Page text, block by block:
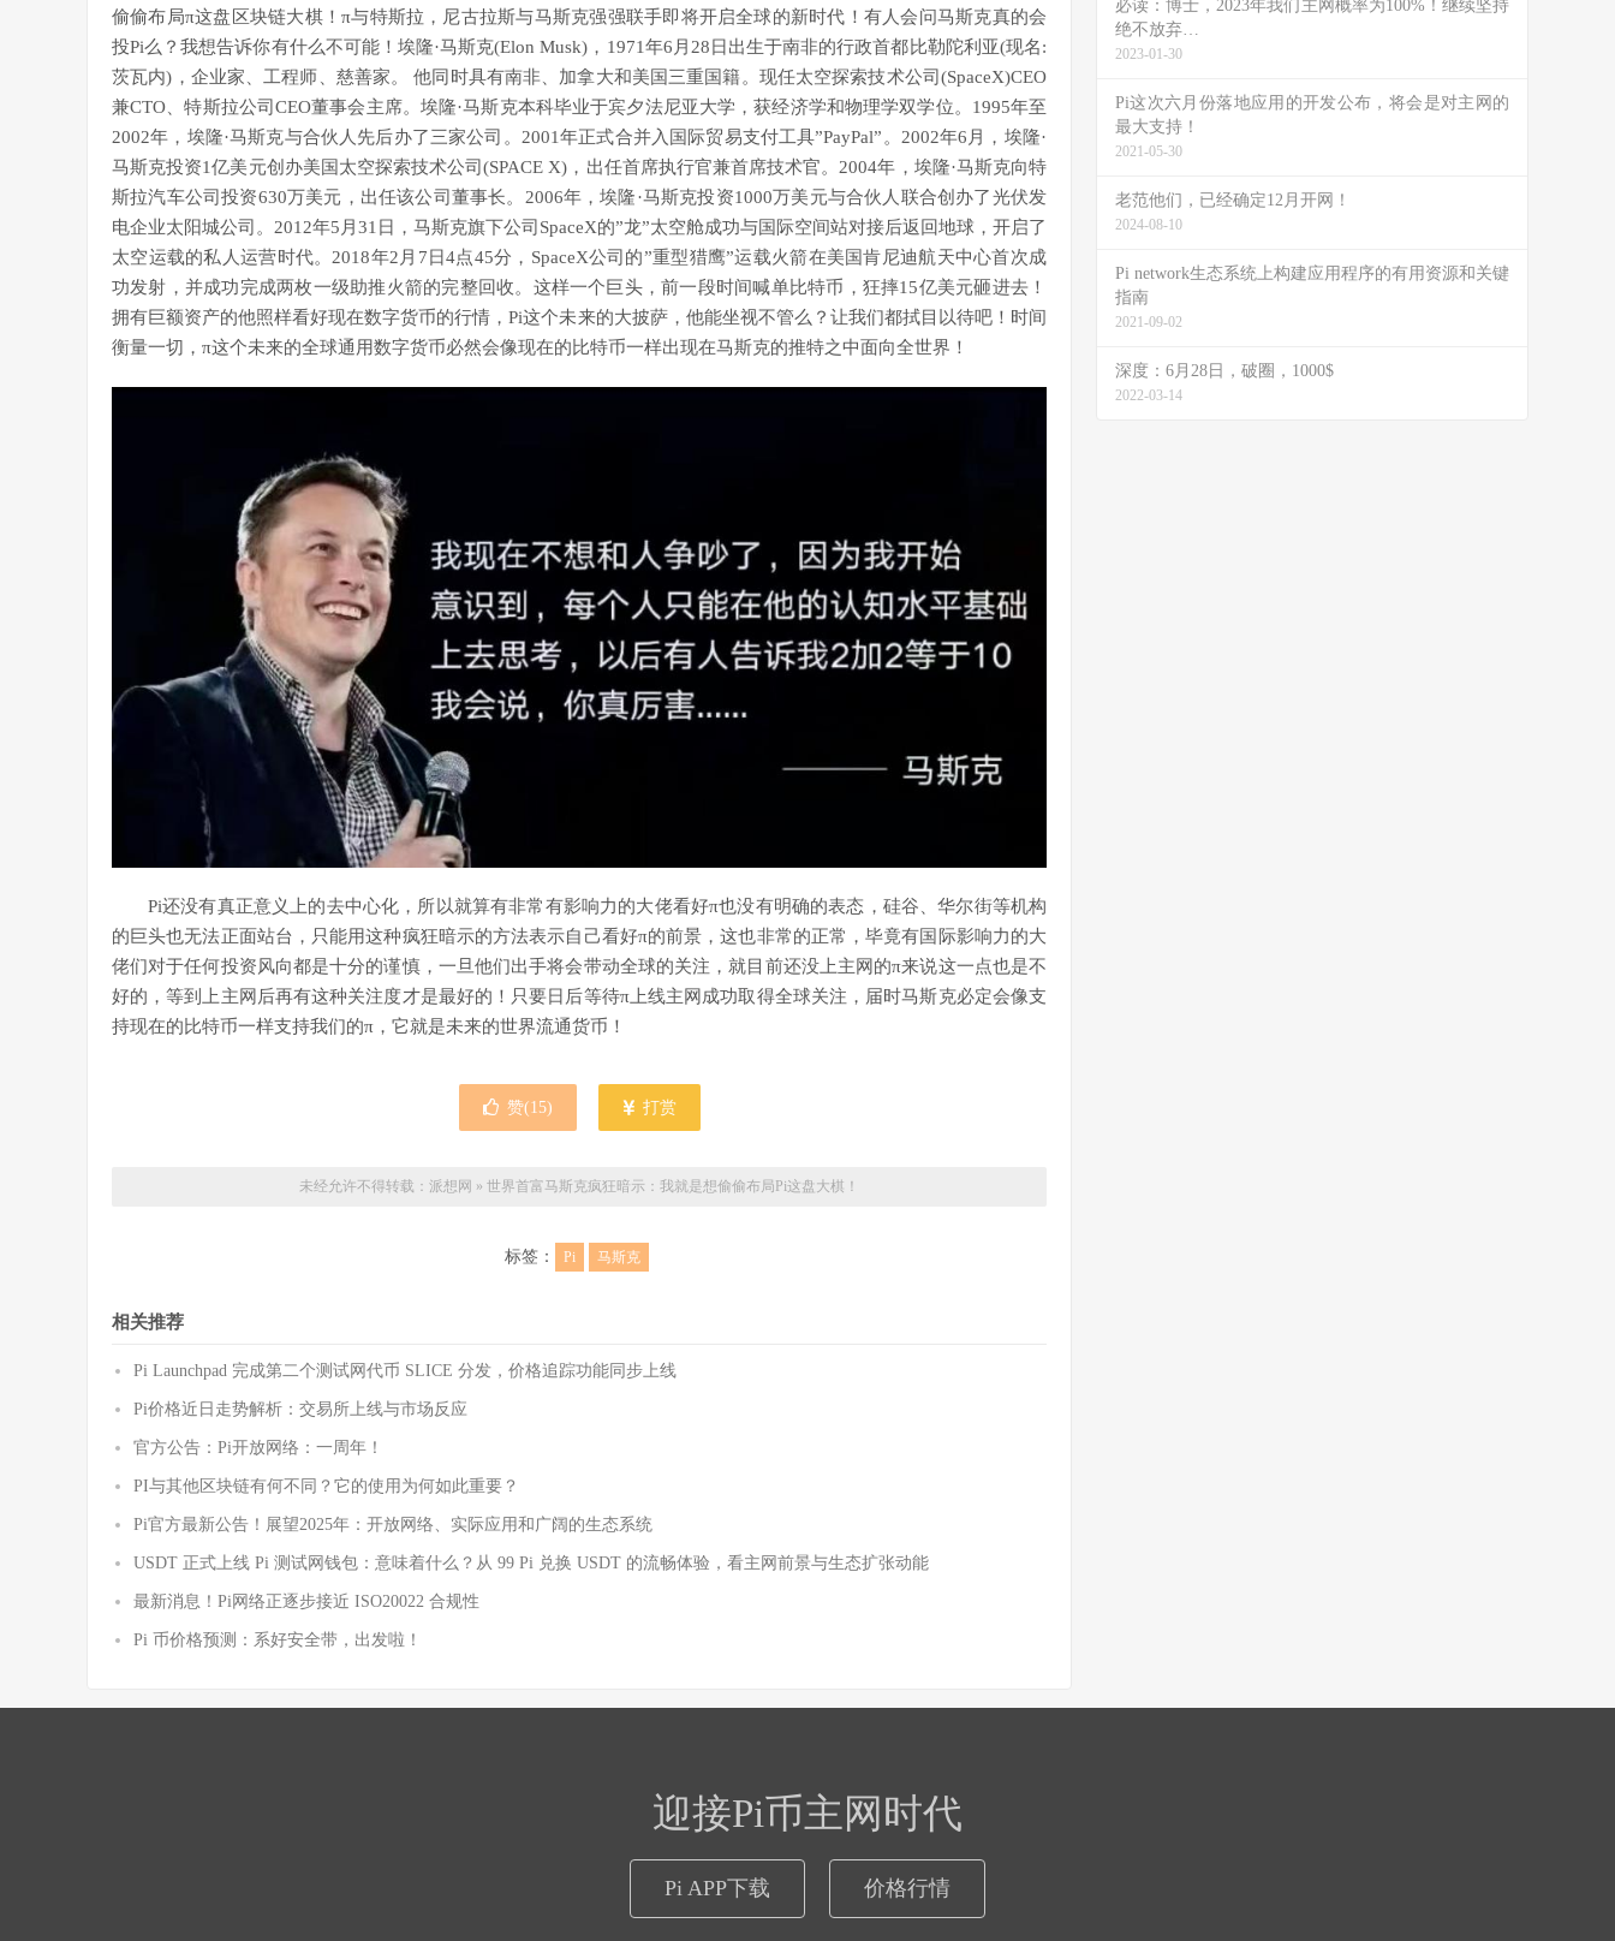
偷偷布局π这盘区块链大棋！π与特斯拉，尼古拉斯与马斯克强强联手即将开启全球的新时代！有人会问马斯克真的会
投Pi么？我想告诉你有什么不可能！埃隆·马斯克(Elon Musk)，1971年6月28日出生于南非的行政首都比勒陀利亚(现名:
茨瓦内)，企业家、工程师、慈善家。 他同时具有南非、加拿大和美国三重国籍。现任太空探索技术公司(SpaceX)CEO
兼CTO、特斯拉公司CEO董事会主席。埃隆·马斯克本科毕业于宾夕法尼亚大学，获经济学和物理学双学位。1995年至
2002年，埃隆·马斯克与合伙人先后办了三家公司。2001年正式合并入国际贸易支付工具”PayPal”。2002年6月，埃隆·
马斯克投资1亿美元创办美国太空探索技术公司(SPACE X)，出任首席执行官兼首席技术官。2004年，埃隆·马斯克向特
斯拉汽车公司投资630万美元，出任该公司董事长。2006年，埃隆·马斯克投资1000万美元与合伙人联合创办了光伏发
电企业太阳城公司。2012年5月31日，马斯克旗下公司SpaceX的”龙”太空舱成功与国际空间站对接后返回地球，开启了
太空运载的私人运营时代。2018年2月7日4点45分，SpaceX公司的”重型猎鹰”运载火箭在美国肯尼迪航天中心首次成
功发射，并成功完成两枚一级助推火箭的完整回收。这样一个巨头，前一段时间喊单比特币，狂摔15亿美元砸进去！
拥有巨额资产的他照样看好现在数字货币的行情，Pi这个未来的大披萨，他能坐视不管么？让我们都拭目以待吧！时间
衡量一切，π这个未来的全球通用数字货币必然会像现在的比特币一样出现在马斯克的推特之中面向全世界！
Pi还没有真正意义上的去中心化，所以就算有非常有影响力的大佬看好π也没有明确的表态，硅谷、华尔街等机构
的巨头也无法正面站台，只能用这种疯狂暗示的方法表示自己看好π的前景，这也非常的正常，毕竟有国际影响力的大
佬们对于任何投资风向都是十分的谨慎，一旦他们出手将会带动全球的关注，就目前还没上主网的π来说这一点也是不
好的，等到上主网后再有这种关注度才是最好的！只要日后等待π上线主网成功取得全球关注，届时马斯克必定会像支
持现在的比特币一样支持我们的π，它就是未来的世界流通货币！
赞(15) 打赏
未经允许不得转载： 派想网 » 世界首富马斯克疯狂暗示：我就是想偷偷布局Pi这盘大棋！
标签： Pi 马斯克
相关推荐
Pi Launchpad 完成第二个测试网代币 SLICE 分发，价格追踪功能同步上线
Pi价格近日走势解析：交易所上线与市场反应
官方公告：Pi开放网络：一周年！
PI与其他区块链有何不同？它的使用为何如此重要？
Pi官方最新公告！展望2025年：开放网络、实际应用和广阔的生态系统
USDT 正式上线 Pi 测试网钱包：意味着什么？从 99 Pi 兑换 USDT 的流畅体验，看主网前景与生态扩张动能
最新消息！Pi网络正逐步接近 ISO20022 合规性
Pi 币价格预测：系好安全带，出发啦！
必读：博士，2023年我们主网概率为100%！继续坚持
绝不放弃…
2023-01-30
Pi这次六月份落地应用的开发公布，将会是对主网的
最大支持！
2021-05-30
老范他们，已经确定12月开网！
2024-08-10
Pi network生态系统上构建应用程序的有用资源和关键
指南
2021-09-02
深度：6月28日，破圈，1000$
2022-03-14
迎接Pi币主网时代
Pi APP下载 价格行情